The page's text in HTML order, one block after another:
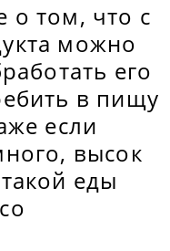
о том, что с
можно
его
в пищу
если
высок
еды